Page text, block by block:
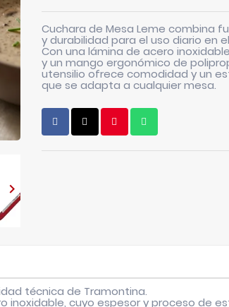

Cuchara de Mesa Leme combina
y durabilidad para el uso diario en
Con una lámina de acero
y un mango ergonómico de
utensilio ofrece comodidad y un
que se adapta a cualquier mesa.
técnica de Tramontina.
inoxidable, cuyo espesor y proceso de